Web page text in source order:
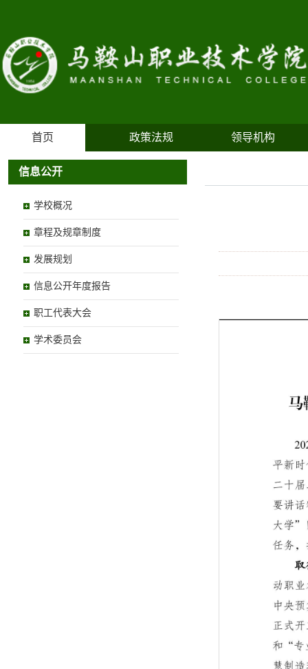
首页 政策法规 领导机构
信息公开
学校概况
章程及规章制度
发展规划
信息公开年度报告
职工代表大会
学术委员会